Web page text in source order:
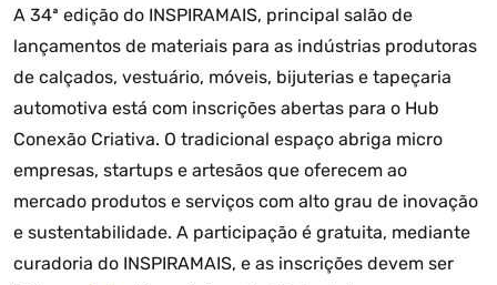
A 34ª edição do INSPIRAMAIS, principal salão de
lançamentos de materiais para as indústrias produtoras
de calçados, vestuário, móveis, bijuterias e tapeçaria
automotiva está com inscrições abertas para o Hub
Conexão Criativa. O tradicional espaço abriga micro
empresas, startups e artesãos que oferecem ao
mercado produtos e serviços com alto grau de inovação
e sustentabilidade. A participação é gratuita, mediante
curadoria do INSPIRAMAIS, e as inscrições devem ser